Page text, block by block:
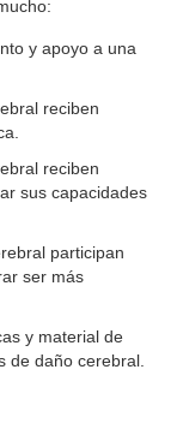
y apoyo a una
reciben
reciben
sus capacidades
participan
ser más
y material de
de daño cerebral.